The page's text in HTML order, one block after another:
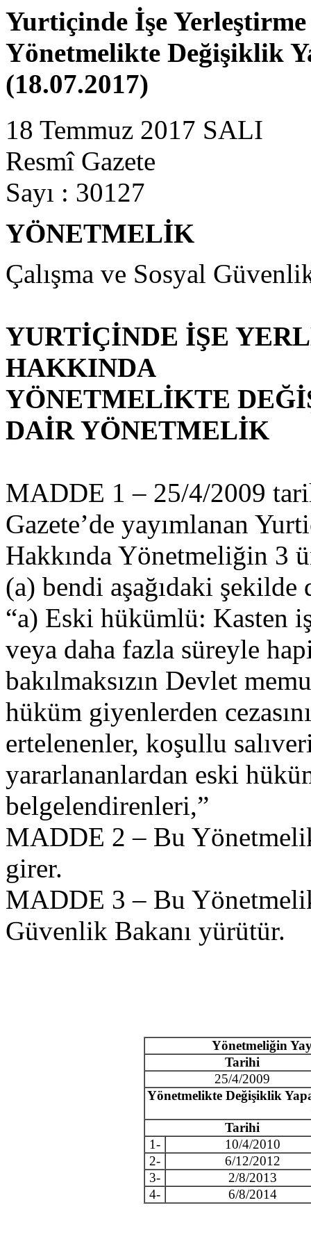
Yurtiçinde İşe
Yönetmelikte Değişiklik
(18.07.2017)
18 Temmuz 2017 SALI
Resmî Gazete
Sayı : 30127
YÖNETMELİK
Çalışma ve Sosyal
YURTİÇİNDE İŞE
HAKKINDA
YÖNETMELİKTE
DAİR YÖNETMELİK
MADDE 1 – 25/4/2009
Gazete’de yayımlanan
Hakkında Yönetmeliğin 3
(a) bendi aşağıdaki
“a) Eski hükümlü: Kasten
veya daha fazla süreyle
bakılmaksızın Devlet
hüküm giyenlerden
ertelenenler, koşullu
yararlananlardan eski
belgelendirenleri,”
MADDE 2 – Bu
girer.
MADDE 3 – Bu
Güvenlik Bakanı yürütür.
Yönetmeliğin
Tarihi
25/4/2009
Yönetmelikte Değişiklik
Tarihi
1-
10/4/2010
2-
6/12/2012
3-
2/8/2013
4-
6/8/2014